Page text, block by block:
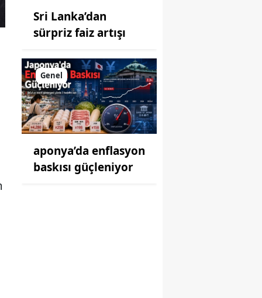
Sri Lanka’dan
sürpriz faiz artışı
Genel
aponya’da enflasyon
baskısı güçleniyor